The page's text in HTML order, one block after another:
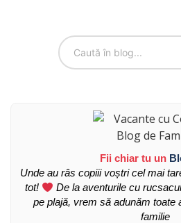
Fii chiar tu un
Unde au râs copiii voștri cel mai
tot!
De la aventurile cu
pe plajă, vrem să adunăm toate
familie